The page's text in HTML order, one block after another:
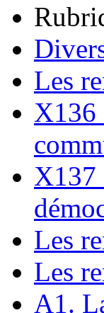
Les
X136
X137
Les
Les
A1.